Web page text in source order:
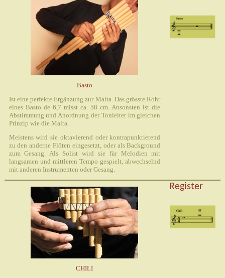
Basto
Ist eine perfekte Ergänzung zur Malta. Das grösste Rohr
eines Basto de 6,7 misst ca. 58 cm. Ansonsten ist die
Abstimmung und Anordnung der Tonleiter im gleichen
Prinzip wie die Malta.
Meistens wird sie oktavierend oder kontrapunktierend
zu den anderne Flöten eingesetzt, oder als Background
zum Gesang. Als Solist wird sie für Melodien mit
langsamen und mittleren Tempo gespielt, abwechselnd
mit anderen Instrumenten oder Gesang.
CHILI
Register